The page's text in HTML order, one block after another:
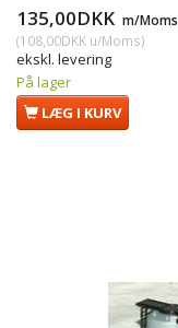
135,00DKK m/Moms
(108,00DKK u/Moms)
ekskl. levering
På lager
LÆG I KURV